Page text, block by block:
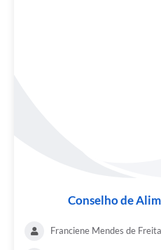
Conselho de
Franciene Mendes de